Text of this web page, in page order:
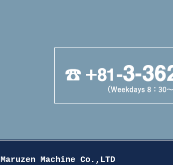
Maruzen Machine Co.,LTD